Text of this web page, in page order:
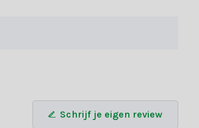
en zorgen ervoor dat de boom een
Schrijf je eigen review